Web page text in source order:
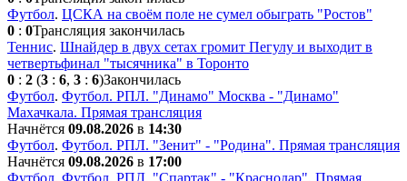
Футбол. ЦСКА на своём поле не сумел обыграть "Ростов"
0 : 0Трансляция закончилась
Теннис. Шнайдер в двух сетах громит Пегулу и выходит в
четвертьфинал "тысячника" в Торонто
0 : 2 (3 : 6, 3 : 6)Закончилась
Футбол. Футбол. РПЛ. "Динамо" Москва - "Динамо"
Махачкала. Прямая трансляция
Начнётся 09.08.2026 в 14:30
Футбол. Футбол. РПЛ. "Зенит" - "Родина". Прямая трансляция
Начнётся 09.08.2026 в 17:00
Футбол. Футбол. РПЛ. "Спартак" - "Краснодар". Прямая